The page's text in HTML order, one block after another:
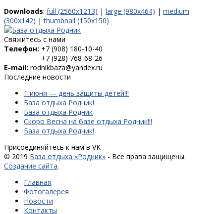
Downloads: full (2560x1213) | large (980x464) | medium
(300x142) |thumbnail (150x150)
Свяжитесь с нами
Телефон: +7 (908) 180-10-40
+7 (928) 768-68-26
E-mail: rodnikbaza@yandex.ru
Последние новости
1 июня — день защиты детей!!!
База отдыха Родник!
База отдыха Родник
Скоро Весна на базе отдыха Родник!!!
База отдыха Родник!
Присоединяйтесь к нам в VK
© 2019 База отдыха «Родник» - Все права защищены.
Создание сайта.
Главная
Фотогалерея
Новости
Контакты